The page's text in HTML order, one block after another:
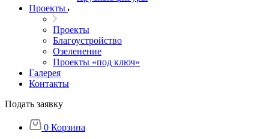
Проекты
Проекты
Благоустройство
Озеленение
Проекты «под ключ»
Галерея
Контакты
Подать заявку
0 Корзина